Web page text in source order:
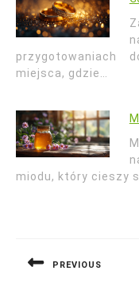
przygotowaniach
miejsca, gdzie…
miodu, który cieszy
PREVIOUS